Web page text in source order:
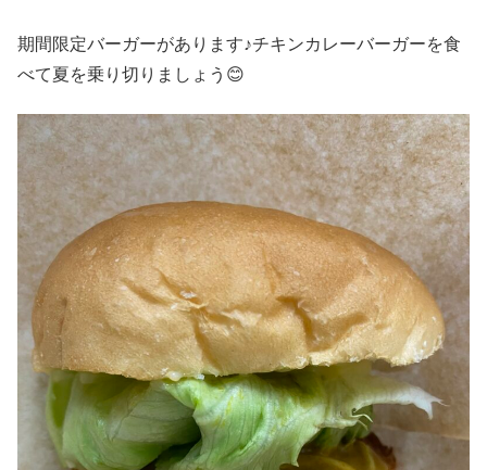
期間限定バーガーがあります♪チキンカレーバーガーを食
べて夏を乗り切りましょう😊